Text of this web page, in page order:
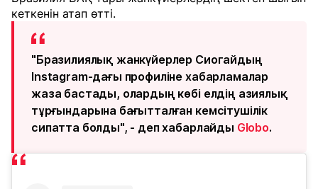
кеткенін атап өтті.
"Бразилиялық жанкүйерлер Сиогайдың
Instagram-дағы профиліне хабарламалар
жаза бастады, олардың көбі елдің азиялық
тұрғындарына бағытталған кемсітушілік
сипатта болды", - деп хабарлайды Globo.